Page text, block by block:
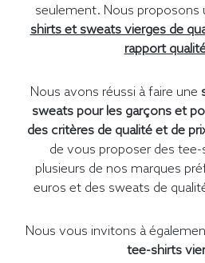
seulement. Nous proposons
shirts et sweats vierges de
rapport
Nous avons réussi à faire une
sweats pour les garçons et
des critères de qualité et de
de vous proposer des tee-
plusieurs de nos marques
euros et des sweats de
Nous vous invitons à
tee-shirts